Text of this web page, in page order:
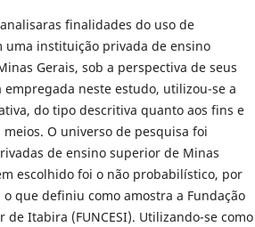
finalidades do uso de
uma instituição privada de ensino
Gerais, sob a perspectiva de seus
neste estudo, utilizou-se a
do tipo descritiva quanto aos fins e
O universo de pesquisa foi
de ensino superior de Minas
escolhido foi o não probabilístico, por
que definiu como amostra a Fundação
Itabira (FUNCESI). Utilizando-se como